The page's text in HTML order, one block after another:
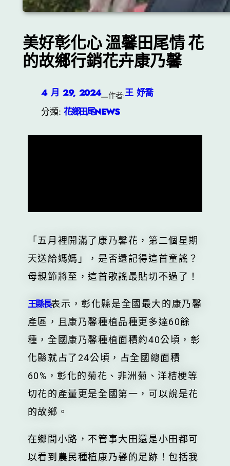
美好彰化心 溫馨田尾情 花
的故鄉行銷花卉康乃馨
4 月 29, 2024—作者:王 妤喬
分類: 花鄉田尾NEWS
「五月裡開滿了康乃馨花，第二個星期
天送給媽媽」，是否還記得這首童謠？
母親節將至，這首歌謠最貼切不過了！
王縣長表示，彰化縣是全國最大的康乃馨
產區，且康乃馨種植品種更多達60餘
種，全國康乃馨種植面積約40公頃，彰
化縣就占了24公頃，占全國總面積
60%，彰化的菊花、非洲菊、洋桔梗等
切花的產量更是全國第一，可以說是花
的故鄉。
在鄉間小路，不管事大田還是小田都可
以看到農民種植康乃馨的足跡！包括我